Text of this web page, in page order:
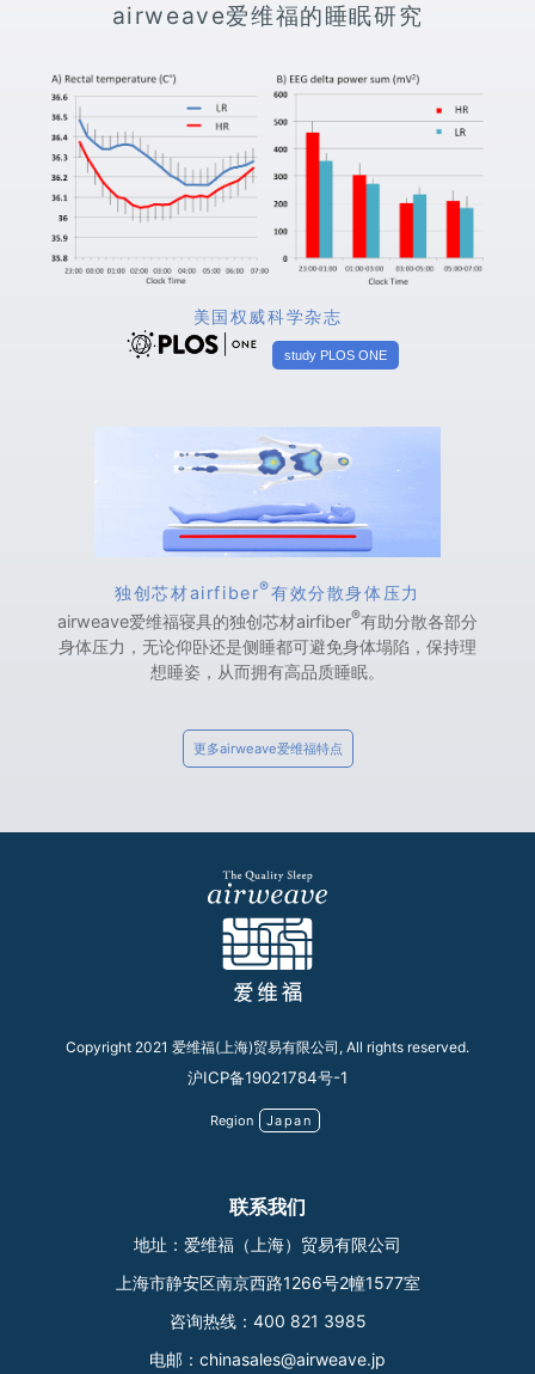
airweave爱维福的睡眠研究
美国权威科学杂志
study PLOS ONE
独创芯材airfiber®有效分散身体压力
airweave爱维福寝具的独创芯材airfiber®有助分散各部分
身体压力，无论仰卧还是侧睡都可避免身体塌陷，保持理
想睡姿，从而拥有高品质睡眠。
更多airweave爱维福特点
联系我们
地址：爱维福（上海）贸易有限公司
上海市静安区南京西路1266号2幢1577室
咨询热线： 400 821 3985
电邮： chinasales@airweave.jp
Copyright 2021 爱维福(上海)贸易有限公司, All rights reserved.
沪ICP备19021784号-1
Region Japan